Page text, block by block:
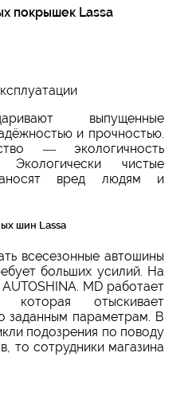
покрышек Lassa
выпущенные
и прочностью.
— экологичность
чистые
вред людям и
шин Lassa
всесезонные автошины
больших усилий. На
MD работает
которая отыскивает
заданным параметрам. В
подозрения по поводу
то сотрудники магазина